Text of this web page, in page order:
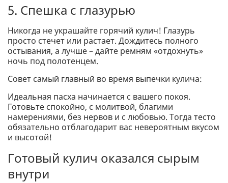
5. Спешка с глазурью
Никогда не украшайте горячий кулич! Глазурь
просто стечет или растает. Дождитесь полного
остывания, а лучше – дайте ремням «отдохнуть»
ночь под полотенцем.
Совет самый главный во время выпечки кулича:
Идеальная пасха начинается с вашего покоя.
Готовьте спокойно, с молитвой, благими
намерениями, без нервов и с любовью. Тогда тесто
обязательно отблагодарит вас невероятным вкусом
и высотой!
Готовый кулич оказался сырым
внутри